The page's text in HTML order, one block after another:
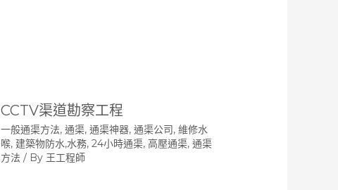
CCTV渠道勘察工程
一般通渠方法, 通渠, 通渠神器, 通渠公司, 維修水
喉, 建築物防水,水務, 24小時通渠, 高壓通渠, 通渠
方法 / By 王工程師